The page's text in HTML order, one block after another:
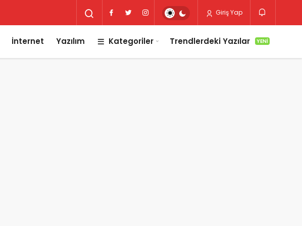
Giriş Yap
İnternet Yazılım Kategoriler Trendlerdeki Yazılar YENI